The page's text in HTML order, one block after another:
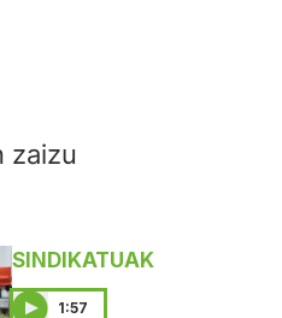
zaizu
SINDIKATUAK
1:57